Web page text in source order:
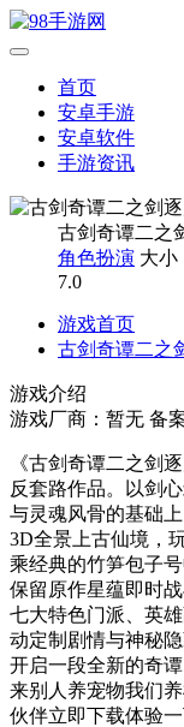
首页
安卓手游
安卓软件
手游资讯
古剑奇谭二之
角色扮演 大小
7.0
游戏首页
古剑奇谭二之
游戏介绍
游戏厂商：暂无 备
《古剑奇谭二之剑
反套路作品。以剑
与灵魂风骨的基础
3D全景上古仙境，
乘经典的竹笋包子
保留原作星蕴即时
七大特色门派、英
动定制剧情与神秘
开启一段全新的奇
来别人养宠物我们
伙伴立即下载体验一